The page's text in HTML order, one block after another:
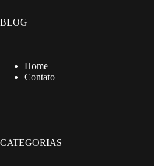
BLOG
Home
Contato
CATEGORIAS